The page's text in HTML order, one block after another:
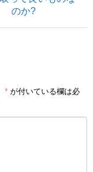
のか?
* が付いている欄は必